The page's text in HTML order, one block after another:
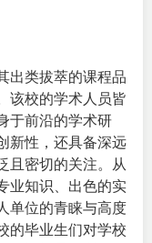
出类拔萃的课程品
该校的学术人员皆
于前沿的学术研
新性，还具备深远
且密切的关注。从
业知识、出色的实
单位的青睐与高度
的毕业生们对学校